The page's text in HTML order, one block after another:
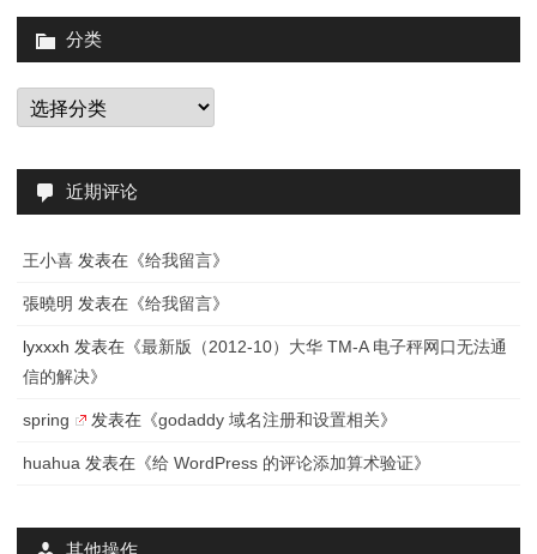
分类
分
类
近期评论
王小喜 发表在《给我留言》
張曉明 发表在《给我留言》
lyxxxh 发表在《最新版（2012-10）大华 TM-A 电子秤网口无法通
信的解决》
spring 发表在《godaddy 域名注册和设置相关》
huahua 发表在《给 WordPress 的评论添加算术验证》
其他操作